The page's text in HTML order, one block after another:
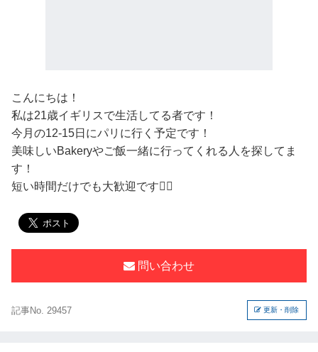
こんにちは！
私は21歳イギリスで生活してる者です！
今月の12-15日にパリに行く予定です！
美味しいBakeryやご飯一緒に行ってくれる人を探してま
す！
短い時間だけでも大歓迎です🙆‍♂️
問い合わせ
記事No. 29457 更新・削除